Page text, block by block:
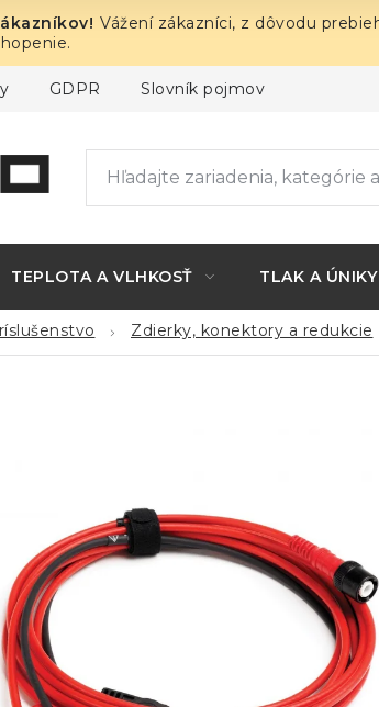
Vážení zákazníci, z dôvodu
GDPR Slovník pojmov
TEPLOTA A VLHKOSŤ TLAK A ÚNIKY
Zdierky, konektory a redukcie